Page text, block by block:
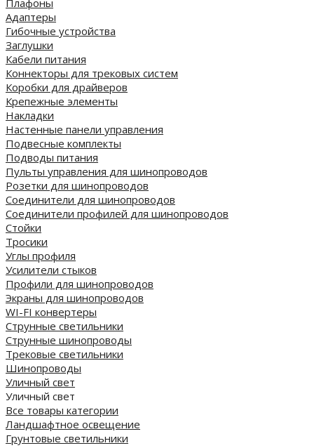
Плафоны
Адаптеры
Гибочные устройства
Заглушки
Кабели питания
Коннекторы для трековых систем
Коробки для драйверов
Крепежные элементы
Накладки
Настенные панели управления
Подвесные комплекты
Подводы питания
Пульты управления для шинопроводов
Розетки для шинопроводов
Соединители для шинопроводов
Соединители профилей для шинопроводов
Стойки
Тросики
Углы профиля
Усилители стыков
Профили для шинопроводов
Экраны для шинопроводов
WI-FI конвертеры
Струнные светильники
Струнные шинопроводы
Трековые светильники
Шинопроводы
Уличный свет
Уличный свет
Все товары категории
Ландшафтное освещение
Грунтовые светильники